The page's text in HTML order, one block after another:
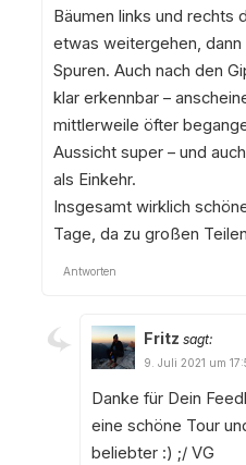
Bäumen links und rechts
etwas weitergehen,
Spuren. Auch nach den
klar erkennbar –
mittlerweile öfter
Aussicht super – und
als Einkehr.
Insgesamt wirklich
Tage, da zu großen
Antworten
Fritz sagt:
9. Juli 2021 um
Danke für Dein
eine schöne Tour
beliebter :) ;/ VG